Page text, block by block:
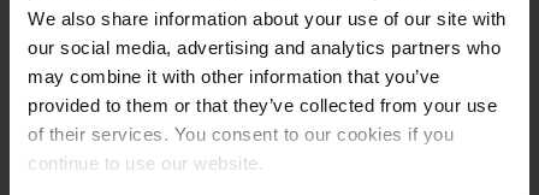
We also share information about your use of our site with
our social media, advertising and analytics partners who
may combine it with other information that you’ve
provided to them or that they’ve collected from your use
of their services. You consent to our cookies if you
continue to use our website.
Hulp nodig bij het registreren?
Wij helpen u graag op het gratis nummer 0800 85 777
Meer weten over Parts Online?